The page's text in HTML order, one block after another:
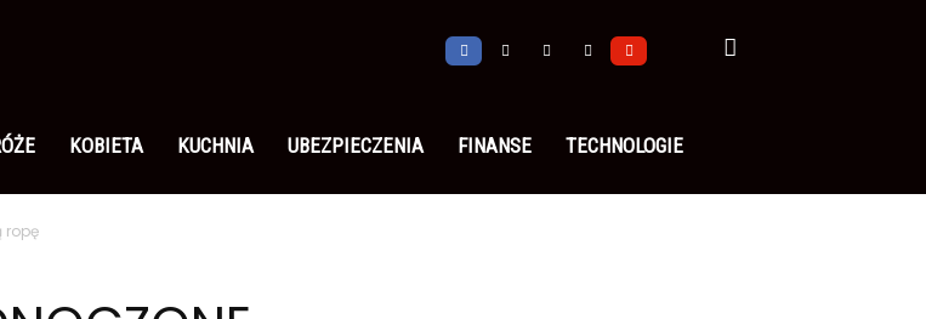
KOBIETA KUCHNIA UBEZPIECZENIA FINANSE TECHNOLOGIE
ropę